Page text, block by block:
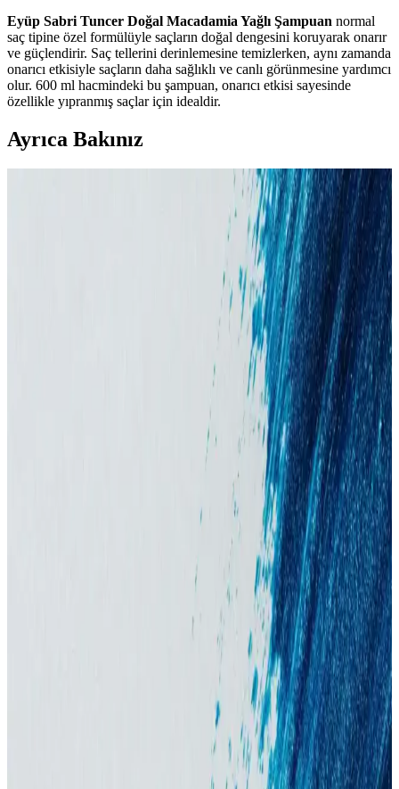
Eyüp Sabri Tuncer Doğal Macadamia Yağlı Şampuan normal
saç tipine özel formülüyle saçların doğal dengesini koruyarak onarır
ve güçlendirir. Saç tellerini derinlemesine temizlerken, aynı zamanda
onarıcı etkisiyle saçların daha sağlıklı ve canlı görünmesine yardımcı
olur. 600 ml hacmindeki bu şampuan, onarıcı etkisi sayesinde
özellikle yıpranmış saçlar için idealdir.
Ayrıca Bakınız
Aizen Kolajen Biotin Şampuanı: Saç Sağlığını
Destekleyen Güçlü Formül ve Kullanıcı Deneyimleri
Aizen kolajen biotin şampuanı, saçların elastikiyetini artırır,
dökülmeyi engeller ve parlaklık sağlar. Düzenli kullanımda sağlıklı
ve güçlü saçlara ulaşmanıza yardımcı olur.
Şampuanların Saça Etkileri: Temizlik, Beslenme ve
Gerçek İşlevleri Üzerine Analiz
Şampuanlar saç temizliği için tasarlanmıştır ancak içeriklerindeki
yağ ve proteinlerin etkisi sınırlıdır. Silikonlar saç yüzeyini korurken,
Off & Relax Japon Saç Bakım Ürünleri İncelemesi:
Yağlı ve Kuru Saçlara Özel Seriler
Off & Relax, Japon saç bakımında yağlı ve kuru saçlara özel
serileriyle saçları ağırlaştırmadan temizler, yağlanmayı kontrol eder
ve nem sağlar. Kullanıcı deneyimleri ürünlerin etkisini destekliyor.
Japonya ve Güney Kore'de Saç Bakımında Popüler
Şampuan ve Saç Kremi Markaları
Japonya ve Güney Kore'de saç bakım ürünleri, saç derisi sağlığı,
hasar onarımı ve saç dökülmesini önlemeye odaklanıyor. KAO, Ryo
ve Unove gibi markalar öne çıkıyor. Ürün seçimi saç tipine göre
Şampuan Kullanımının Azaltılmasının Saç ve Saç
Derisi Sağlığı Üzerindeki Etkileri
Şampuan kullanımının azaltılması saçta yağ birikimine ve
topaklanmaya yol açabilir. Bu durum saç derisinde iltihap ve mantar
çoğalmasına sebep olarak kaşıntı ve dökülmeye neden olabilir.